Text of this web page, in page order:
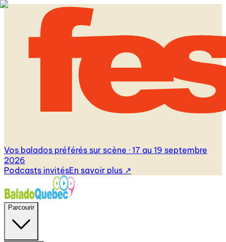
Vos balados préférés sur scène · 17 au 19 septembre
2026
Podcasts invitésEn savoir plus ↗
Parcourir